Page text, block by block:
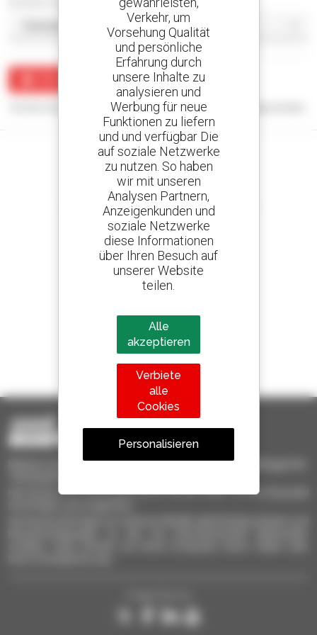
Benachrichtigung erstellen
Für Ihre Suchanfrage konnten keine Ergebnisse angezeigt werden.
Kreieren Sie Ihre Benachrichtigungen
und erhalten Sie Anzeigen für Gebrauchtmaterial
800 vertragshändler
Manitou weltweit
1 von 4 Teleskopladern
weltweit verkauft, ist ein Manitou
Manitou-Gebrauchtprodukte – gebrauchte Materialhandlinggeräte:
Hier können Sie schnell gebrauchte Geräte finden, zu Ihrer Auswahl
Verkehr, um
Vorsehung Qualität
und persönliche
Erfahrung durch
unsere Inhalte zu
analysieren und
Werbung für neue
Funktionen zu liefern
und und verfügbar Die
auf soziale Netzwerke
zu nutzen. So haben
wir mit unseren
Analysen Partnern,
Anzeigenkunden und
soziale Netzwerke
diese Informationen
über Ihren Besuch auf
unserer Website
teilen.
Alle
akzeptieren
Verbiete
alle
Cookies
Personalisieren